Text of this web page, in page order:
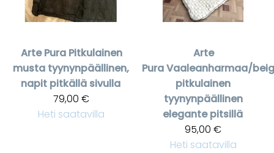
Arte Pura Pitkulainen
musta tyynynpäällinen,
napit pitkällä sivulla
79,00 €
Heti saatavilla
Arte
PuraVaaleanharmaa/
pitkulainen
tyynynpäällinen
elegante pitsillä
95,00 €
Heti saatavilla